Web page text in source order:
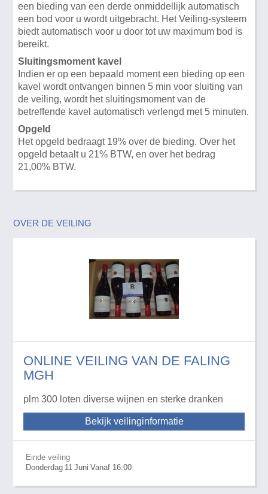
een bieding van een derde onmiddellijk automatisch
een bod voor u wordt uitgebracht. Het Veiling-systeem
biedt automatisch voor u door tot uw maximum bod is
bereikt.
Sluitingsmoment kavel
Indien er op een bepaald moment een bieding op een
kavel wordt ontvangen binnen 5 min voor sluiting van
de veiling, wordt het sluitingsmoment van de
betreffende kavel automatisch verlengd met 5 minuten.
Opgeld
Het opgeld bedraagt 19% over de bieding. Over het
opgeld betaalt u 21% BTW, en over het bedrag
21,00% BTW.
OVER DE VEILING
ONLINE VEILING VAN DE FALING
MGH
plm 300 loten diverse wijnen en sterke dranken
Bekijk veilinginformatie
Einde veiling
Donderdag 11 Juni Vanaf 16:00